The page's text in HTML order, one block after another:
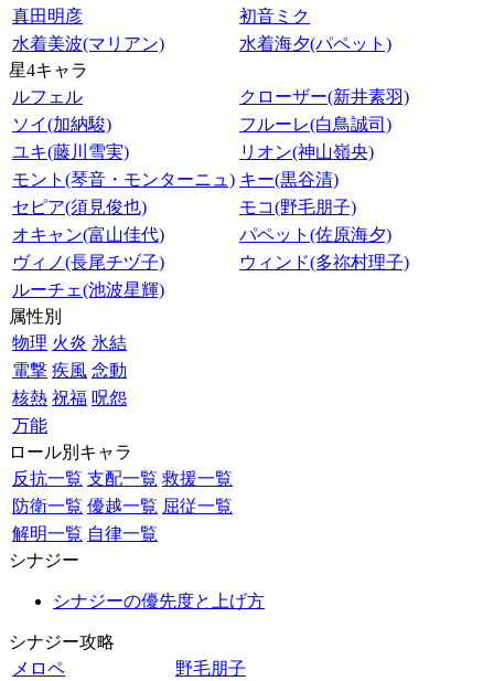
真田明彦
初音ミク
水着美波(マリアン)
水着海夕(パペット)
星4キャラ
ルフェル
クローザー(新井素羽)
ソイ(加納駿)
フルーレ(白鳥誠司)
ユキ(藤川雪実)
リオン(神山嶺央)
モント(琴音・モンターニュ) キー(黒谷清)
セピア(須見俊也)
モコ(野毛朋子)
オキャン(富山佳代)
パペット(佐原海夕)
ヴィノ(長尾チヅ子)
ウィンド(多祢村理子)
ルーチェ(池波星輝)
属性別
物理 火炎 氷結
電撃 疾風 念動
核熱 祝福 呪怨
万能
ロール別キャラ
反抗一覧 支配一覧 救援一覧
防衛一覧 優越一覧 屈従一覧
解明一覧 自律一覧
シナジー
シナジーの優先度と上げ方
シナジー攻略
メロペ
野毛朋子